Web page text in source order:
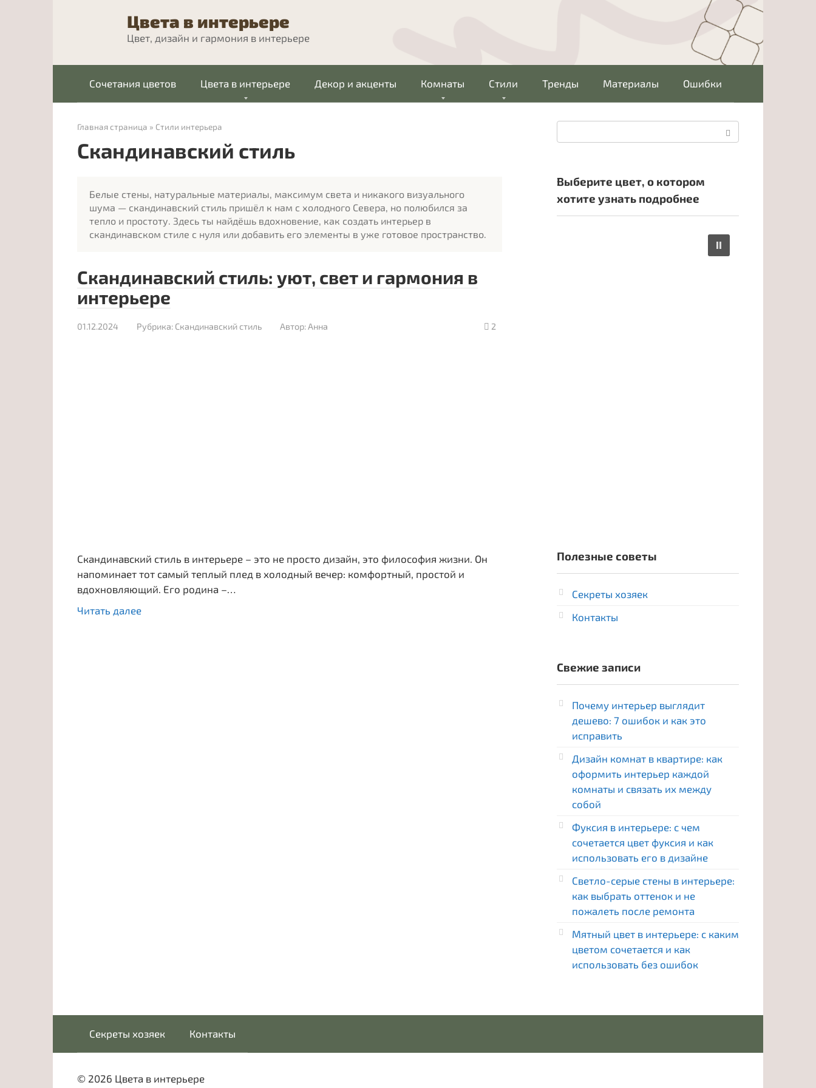
Цвета в интерьере
Цвет, дизайн и гармония в интерьере
Сочетания цветов Цвета в интерьере Декор и акценты Комнаты Стили Тренды Материалы Ошибки
Главная страница » Стили интерьера
Скандинавский стиль
Белые стены, натуральные материалы, максимум света и никакого визуального
шума — скандинавский стиль пришёл к нам с холодного Севера, но полюбился за
тепло и простоту. Здесь ты найдёшь вдохновение, как создать интерьер в
скандинавском стиле с нуля или добавить его элементы в уже готовое пространство.
Скандинавский стиль: уют, свет и гармония в
интерьере
01.12.2024 Рубрика: Скандинавский стиль Автор:Анна 2
Скандинавский стиль в интерьере – это не просто дизайн, это философия жизни. Он
напоминает тот самый теплый плед в холодный вечер: комфортный, простой и
вдохновляющий. Его родина –…
Читать далее
Выберите цвет, о котором
хотите узнать подробнее
Полезные советы
Секреты хозяек
Контакты
Свежие записи
Почему интерьер выглядит
дешево: 7 ошибок и как это
исправить
Дизайн комнат в квартире: как
оформить интерьер каждой
комнаты и связать их между
собой
Фуксия в интерьере: с чем
сочетается цвет фуксия и как
использовать его в дизайне
Светло-серые стены в интерьере:
как выбрать оттенок и не
пожалеть после ремонта
Мятный цвет в интерьере: с каким
цветом сочетается и как
использовать без ошибок
Секреты хозяек Контакты
© 2026 Цвета в интерьере